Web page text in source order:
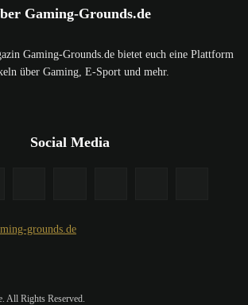
Gaming-Grounds.de
Gaming-Grounds.de bietet euch eine Plattform
über Gaming, E-Sport und mehr.
Social Media
grounds.de
All Rights Reserved.